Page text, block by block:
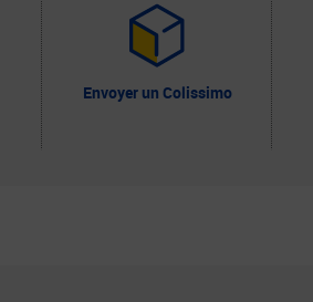
Envoyer un Colissimo